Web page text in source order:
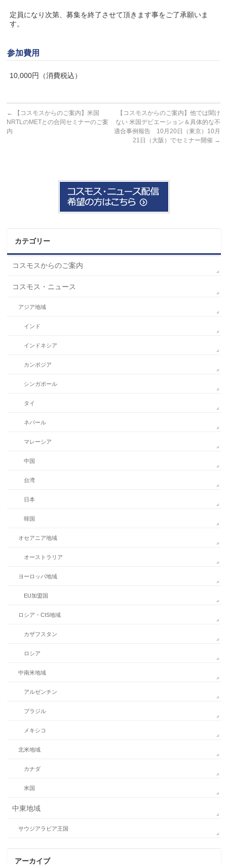
定員になり次第、募集を終了させて頂きます事をご了承願いま
す。
参加費用
10,000円（消費税込）
←
【コスモスからのご案内】米国
NRTLのMETとの合同セミナーのご案
内
【コスモスからのご案内】他では聞け
ない 米国デビエーション＆具体的な不
適合事例報告 10月20日（東京）10月
21日（大阪）でセミナー開催 →
カテゴリー
コスモスからのご案内
コスモス・ニュース
アジア地域
インド
インドネシア
カンボジア
シンガポール
タイ
ネパール
マレーシア
中国
台湾
日本
韓国
オセアニア地域
オーストラリア
ヨーロッパ地域
EU加盟国
ロシア・CIS地域
カザフスタン
ロシア
中南米地域
アルゼンチン
ブラジル
メキシコ
北米地域
カナダ
米国
中東地域
サウジアラビア王国
アーカイブ